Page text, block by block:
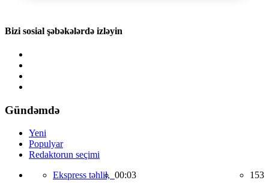
Bizi sosial şəbəkələrdə izləyin
Gündəmdə
Yeni
Populyar
Redaktorun seçimi
Ekspress təhlil, 00:03 153